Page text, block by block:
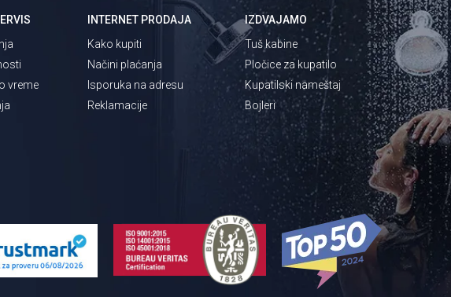
vreme
INTERNET PRODAJA
Kako kupiti
Načini plaćanja
Isporuka na adresu
Reklamacije
IZDVAJAMO
Tuš kabine
Pločice za kupatilo
Kupatilski nameštaj
Bojleri